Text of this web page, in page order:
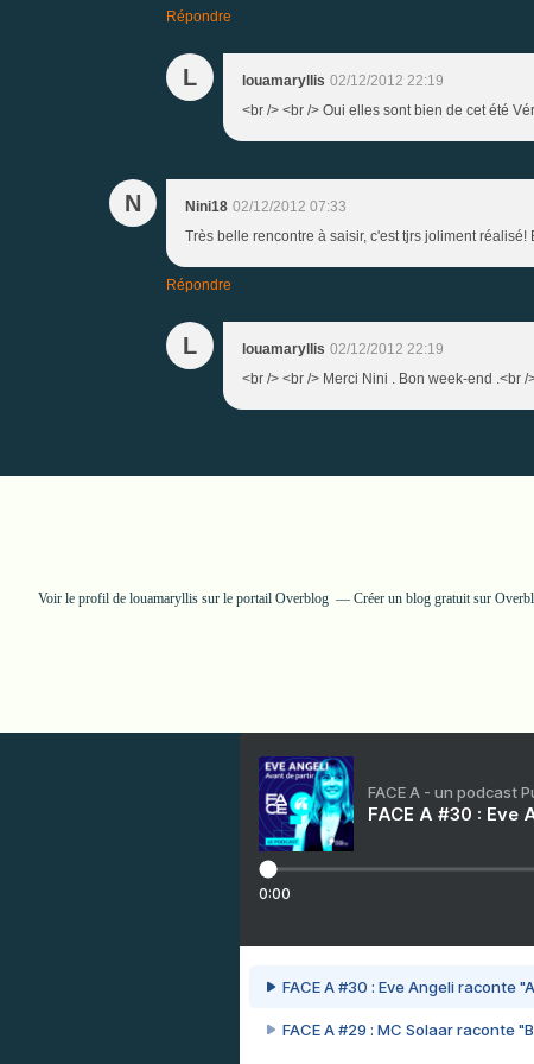
Répondre
L louamaryllis 02/12/2012 22:19
<br /> <br /> Oui elles sont bien de cet été
N Nini18 02/12/2012 07:33
Très belle rencontre à saisir, c'est tjrs joliment réalisé!
Répondre
L louamaryllis 02/12/2012 22:19
<br /> <br /> Merci Nini . Bon week-end .<br /
Voir le profil de louamaryllissur le portail Overblog Créer un blog gratuit sur
FACE A - un podcast
FACE A #30 :
0:00
FACE A #30 : Eve Angeli raconte
FACE A #29 : MC Solaar raconte